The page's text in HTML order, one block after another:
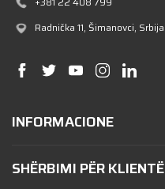
Radnička 11, Šimanovci, Srbija
INFORMACIONE
SHËRBIMI PËR KLIENTË